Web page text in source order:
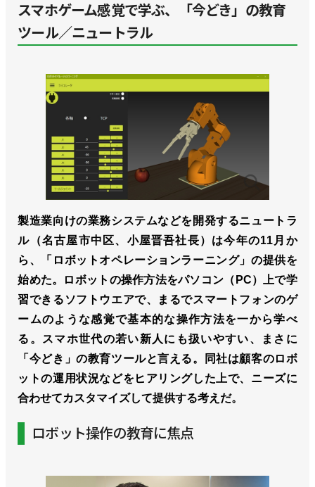
スマホゲーム感覚で学ぶ、「今どき」の教育
ツール／ニュートラル
製造業向けの業務システムなどを開発するニュートラ
ル（名古屋市中区、小屋晋吾社長）は今年の11月か
ら、「ロボットオペレーションラーニング」の提供を
始めた。ロボットの操作方法をパソコン（PC）上で学
習できるソフトウエアで、まるでスマートフォンのゲ
ームのような感覚で基本的な操作方法を一から学べ
る。スマホ世代の若い新人にも扱いやすい、まさに
「今どき」の教育ツールと言える。同社は顧客のロボ
ットの運用状況などをヒアリングした上で、ニーズに
合わせてカスタマイズして提供する考えだ。
ロボット操作の教育に焦点